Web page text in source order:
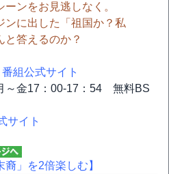
ンをお見逃しなく。
ンに出した「祖国か？私
と答えるのか？
組公式サイト
金17：00-17：54 無料BS
サイト
裔」を2倍楽しむ】